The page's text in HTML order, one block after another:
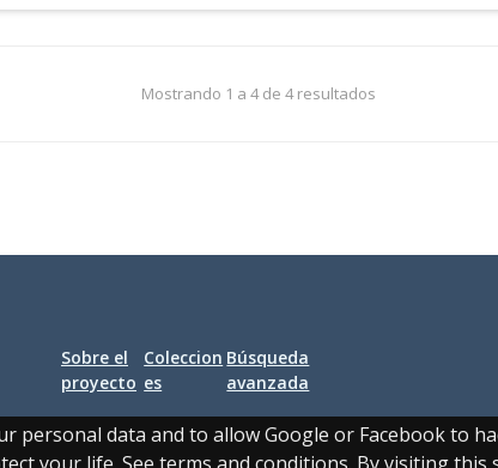
personal data and to allow Google or Facebook to
Mostrando 1 a 4 de 4 resultados
Sobre el
proyecto
Coleccion
es
Búsqueda
avanzada